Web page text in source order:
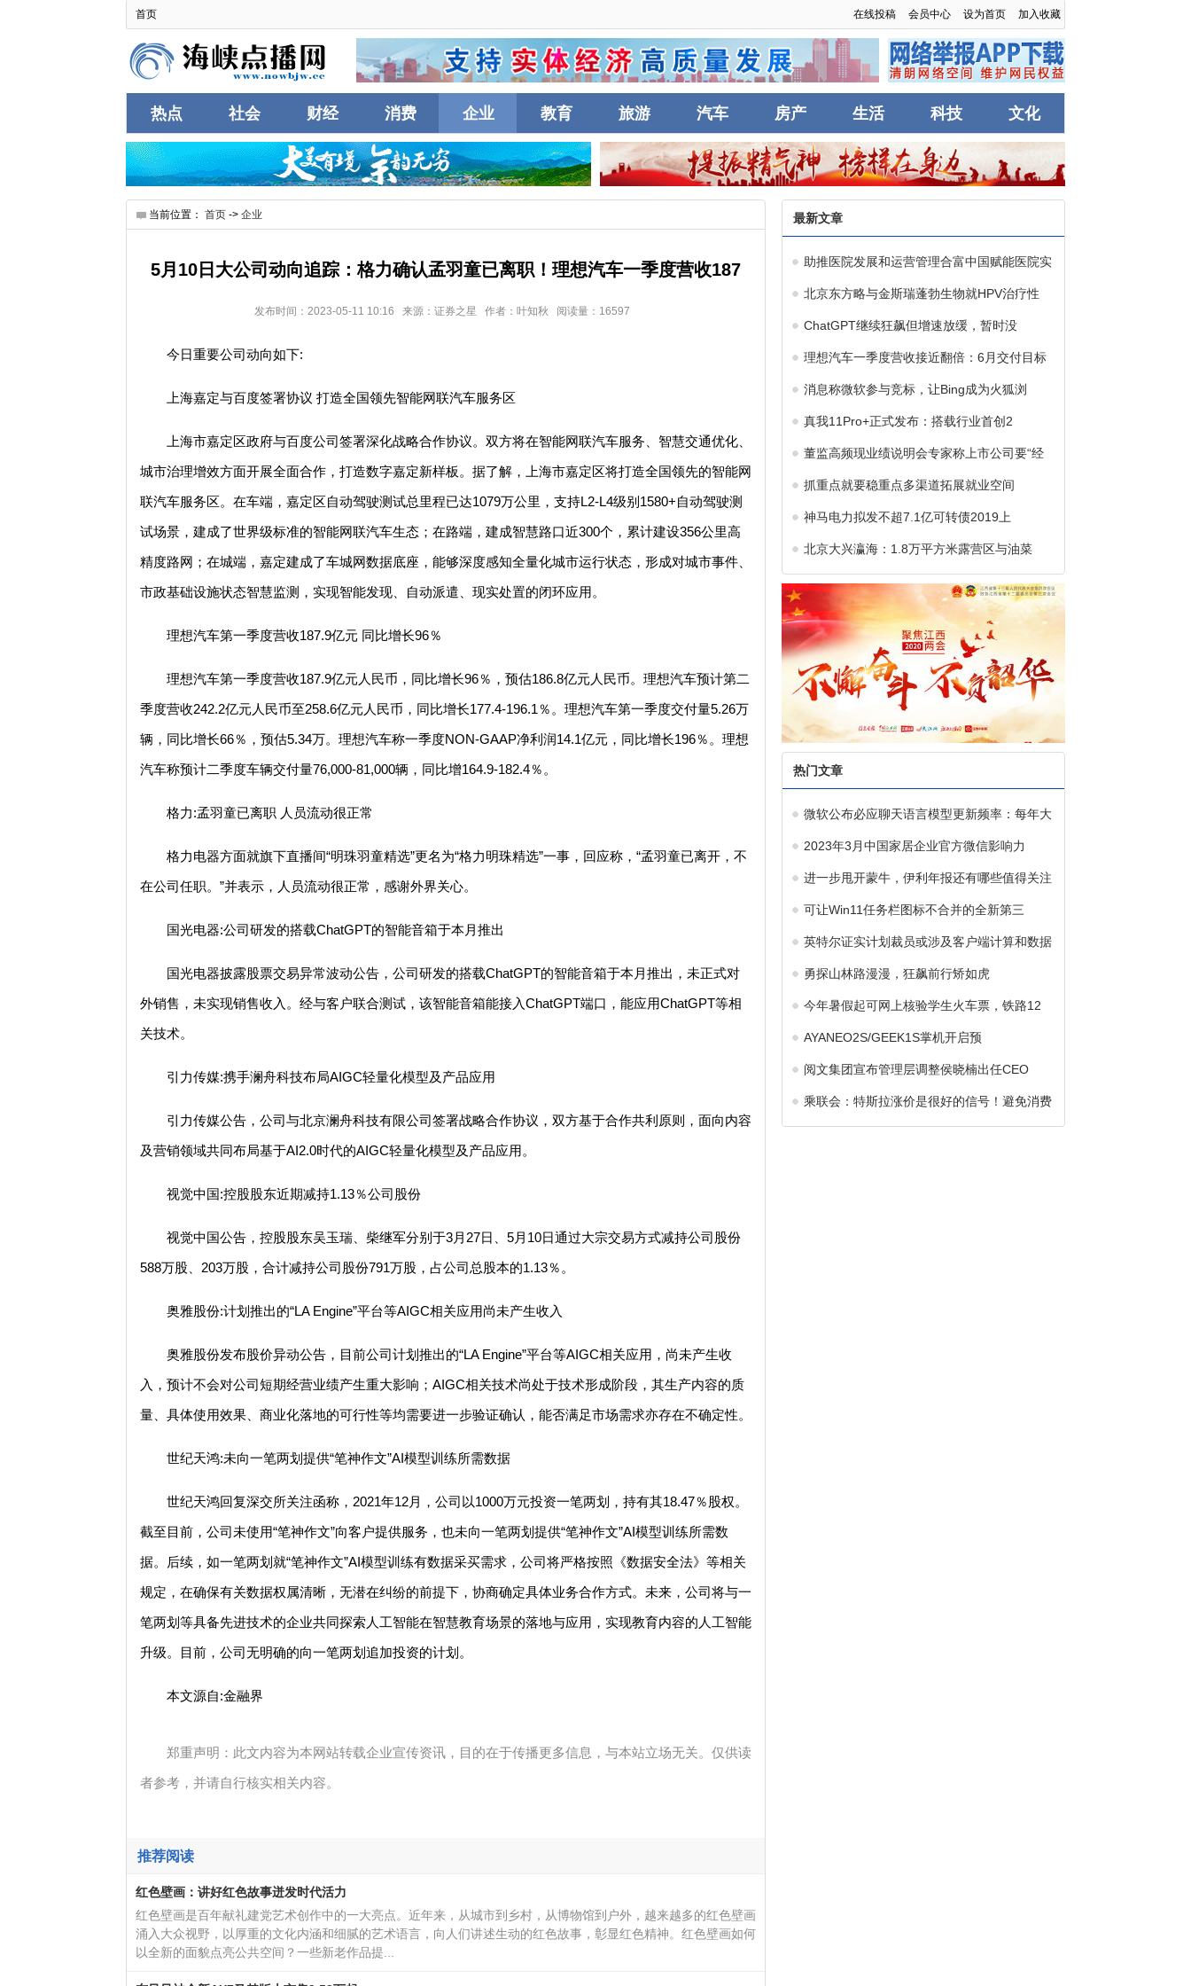
首页 在线投稿 会员中心 设为首页 加入收藏
热点 社会 财经 消费 企业 教育 旅游 汽车 房产 生活 科技 文化
互联
当前位置： 首页 -> 企业
5月10日大公司动向追踪：格力确认孟羽童已离职！理想汽车一季度营收187
发布时间：2023-05-11 10:16 来源：证券之星 作者：叶知秋 阅读量：16597
今日重要公司动向如下:
上海嘉定与百度签署协议 打造全国领先智能网联汽车服务区
上海市嘉定区政府与百度公司签署深化战略合作协议。双方将在智能网联汽车服务、智慧交通优化、
城市治理增效方面开展全面合作，打造数字嘉定新样板。据了解，上海市嘉定区将打造全国领先的智能网
联汽车服务区。在车端，嘉定区自动驾驶测试总里程已达1079万公里，支持L2-L4级别1580+自动驾驶测
试场景，建成了世界级标准的智能网联汽车生态；在路端，建成智慧路口近300个，累计建设356公里高
精度路网；在城端，嘉定建成了车城网数据底座，能够深度感知全量化城市运行状态，形成对城市事件、
市政基础设施状态智慧监测，实现智能发现、自动派遣、现实处置的闭环应用。
理想汽车第一季度营收187.9亿元 同比增长96％
理想汽车第一季度营收187.9亿元人民币，同比增长96％，预估186.8亿元人民币。理想汽车预计第二
季度营收242.2亿元人民币至258.6亿元人民币，同比增长177.4-196.1％。理想汽车第一季度交付量5.26万
辆，同比增长66％，预估5.34万。理想汽车称一季度NON-GAAP净利润14.1亿元，同比增长196％。理想
汽车称预计二季度车辆交付量76,000-81,000辆，同比增164.9-182.4％。
格力:孟羽童已离职 人员流动很正常
格力电器方面就旗下直播间“明珠羽童精选”更名为“格力明珠精选”一事，回应称，“孟羽童已离开，不
在公司任职。”并表示，人员流动很正常，感谢外界关心。
国光电器:公司研发的搭载ChatGPT的智能音箱于本月推出
国光电器披露股票交易异常波动公告，公司研发的搭载ChatGPT的智能音箱于本月推出，未正式对
外销售，未实现销售收入。经与客户联合测试，该智能音箱能接入ChatGPT端口，能应用ChatGPT等相
关技术。
引力传媒:携手澜舟科技布局AIGC轻量化模型及产品应用
引力传媒公告，公司与北京澜舟科技有限公司签署战略合作协议，双方基于合作共利原则，面向内容
及营销领域共同布局基于AI2.0时代的AIGC轻量化模型及产品应用。
视觉中国:控股股东近期减持1.13％公司股份
视觉中国公告，控股股东吴玉瑞、柴继军分别于3月27日、5月10日通过大宗交易方式减持公司股份
588万股、203万股，合计减持公司股份791万股，占公司总股本的1.13％。
奥雅股份:计划推出的“LA Engine”平台等AIGC相关应用尚未产生收入
奥雅股份发布股价异动公告，目前公司计划推出的“LA Engine”平台等AIGC相关应用，尚未产生收
入，预计不会对公司短期经营业绩产生重大影响；AIGC相关技术尚处于技术形成阶段，其生产内容的质
量、具体使用效果、商业化落地的可行性等均需要进一步验证确认，能否满足市场需求亦存在不确定性。
世纪天鸿:未向一笔两划提供“笔神作文”AI模型训练所需数据
世纪天鸿回复深交所关注函称，2021年12月，公司以1000万元投资一笔两划，持有其18.47％股权。
截至目前，公司未使用“笔神作文”向客户提供服务，也未向一笔两划提供“笔神作文”AI模型训练所需数
据。后续，如一笔两划就“笔神作文”AI模型训练有数据采买需求，公司将严格按照《数据安全法》等相关
规定，在确保有关数据权属清晰，无潜在纠纷的前提下，协商确定具体业务合作方式。未来，公司将与一
笔两划等具备先进技术的企业共同探索人工智能在智慧教育场景的落地与应用，实现教育内容的人工智能
升级。目前，公司无明确的向一笔两划追加投资的计划。
本文源自:金融界
郑重声明：此文内容为本网站转载企业宣传资讯，目的在于传播更多信息，与本站立场无关。仅供读
者参考，并请自行核实相关内容。
推荐阅读
红色壁画：讲好红色故事迸发时代活力
红色壁画是百年献礼建党艺术创作中的一大亮点。近年来，从城市到乡村，从博物馆到户外，越来越多的红色壁画
涌入大众视野，以厚重的文化内涵和细腻的艺术语言，向人们讲述生动的红色故事，彰显红色精神。红色壁画如何
以全新的面貌点亮公共空间？一些新老作品提...
最新文章
助推医院发展和运营管理合富中国赋能医院实
北京东方略与金斯瑞蓬勃生物就HPV治疗性
ChatGPT继续狂飙但增速放缓，暂时没
理想汽车一季度营收接近翻倍：6月交付目标
消息称微软参与竞标，让Bing成为火狐浏
真我11Pro+正式发布：搭载行业首创2
董监高频现业绩说明会专家称上市公司要“经
抓重点就要稳重点多渠道拓展就业空间
神马电力拟发不超7.1亿可转债2019上
北京大兴瀛海：1.8万平方米露营区与油菜
热门文章
微软公布必应聊天语言模型更新频率：每年大
2023年3月中国家居企业官方微信影响力
进一步甩开蒙牛，伊利年报还有哪些值得关注
可让Win11任务栏图标不合并的全新第三
英特尔证实计划裁员或涉及客户端计算和数据
勇探山林路漫漫，狂飙前行矫如虎
今年暑假起可网上核验学生火车票，铁路12
AYANEO2S/GEEK1S掌机开启预
阅文集团宣布管理层调整侯晓楠出任CEO
乘联会：特斯拉涨价是很好的信号！避免消费